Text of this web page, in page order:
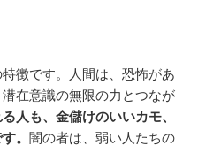
徴です。人間は、恐怖があ
在意識の無限の力とつなが
人も、金儲けのいいカモ、
。 闇の者は、弱い人たちの